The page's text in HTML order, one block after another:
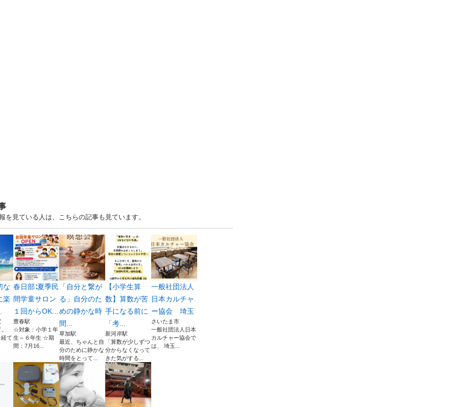
見ている人は、こちらの記事も見ています。
な
楽
て
春日部∶夏季民
間学童サロン
１回からOK...
豊春駅
☆対象：小学１年
生～６年生 ☆期
間：7月16...
「自分と繋が
る」自分のた
めの静かな時
間...
草加駅
最近、ちゃんと自
分のために静かな
時間をとって...
【小学生算
数】算数が苦
手になる前に
「考...
新河岸駅
「算数が少しずつ
分からなくなって
きた気がする...
一般社団法人
日本カルチャ
ー協会 埼玉
さいたま市
一般社団法人日本
カルチャー協会で
は、 埼玉...